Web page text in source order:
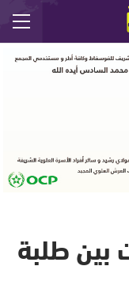
بين طلبة